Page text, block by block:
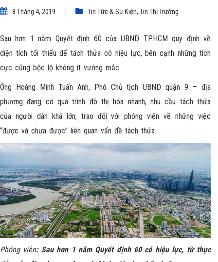
8 Tháng 4, 2019 Tin Tức & Sự Kiện, Tin Thị Trường
Sau hơn 1 năm Quyết định 60 của UBND TPHCM quy định về
diện tích tối thiểu để tách thửa có hiệu lực, bên cạnh những tích
cực cũng bộc lộ không ít vướng mắc.
Ông Hoàng Minh Tuấn Anh, Phó Chủ tịch UBND quận 9 – địa
phương đang có quá trình đô thị hóa nhanh, nhu cầu tách thửa
của người dân khá lớn, trao đổi với phóng viên về những việc
“được và chưa được” liên quan vấn đề tách thửa.
Phóng viên: Sau hơn 1 năm Quyết định 60 có hiệu lực, từ thực